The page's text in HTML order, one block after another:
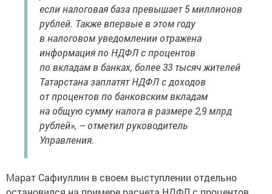
если налоговая база превышает 5 миллионов
рублей. Также впервые в этом году
в налоговом уведомлении отражена
информация по НДФЛ с процентов
по вкладам в банках, более 33 тысяч жителей
Татарстана заплатят НДФЛ с доходов
от процентов по банковским вкладам
на общую сумму налога в размере 2,9 млрд
рублей», – отметил руководитель
Управления.
Марат Сафиуллин в своем выступлении отдельно